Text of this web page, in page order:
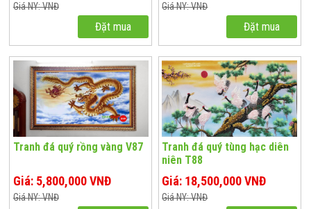
Giá NY: VNĐ
Đặt mua
Giá NY: VNĐ
Đặt mua
Tranh đá quý rồng vàng V87
Giá: 5,800,000 VNĐ
Giá NY: VNĐ
Tranh đá quý tùng hạc diên
niên T88
Giá: 18,500,000 VNĐ
Giá NY: VNĐ